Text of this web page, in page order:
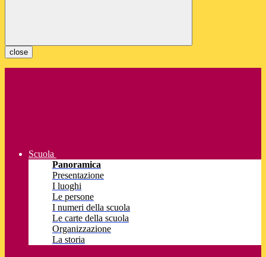
close
Scuola
Panoramica
Presentazione
I luoghi
Le persone
I numeri della scuola
Le carte della scuola
Organizzazione
La storia